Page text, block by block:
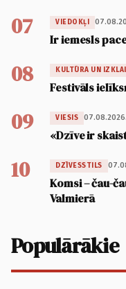
07 VIEDOKĻI
Ir iemesls
08 KULTŪRA UN
Festivāls
09 VIESIS 07.08.2026.
«Dzīve ir
10 DZĪVESSTILS
Komsi – čau-
Valmierā
Populārākie